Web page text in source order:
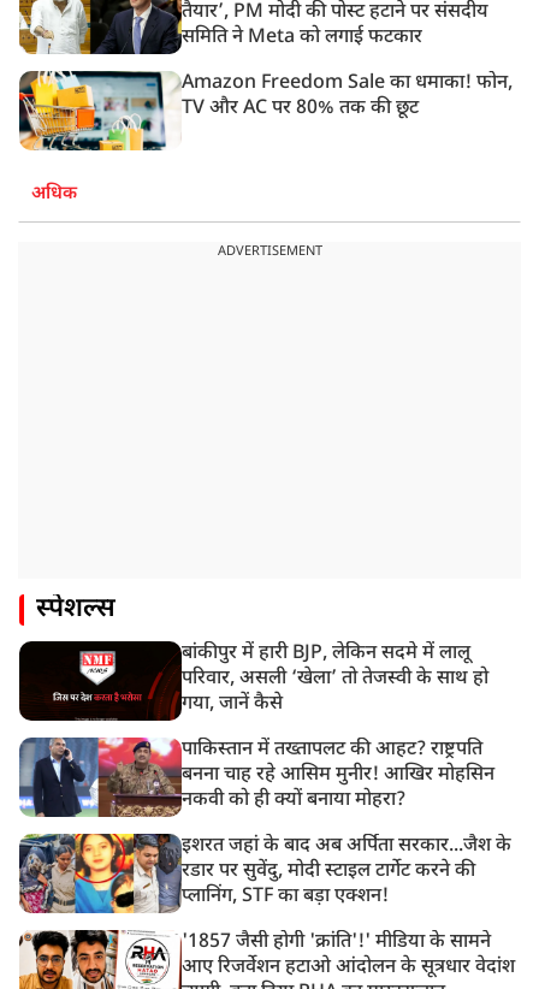
तैयार’, PM मोदी की पोस्ट हटाने पर संसदीय
समिति ने Meta को लगाई फटकार
Amazon Freedom Sale का धमाका! फोन,
TV और AC पर 80% तक की छूट
अधिक
ADVERTISEMENT
स्पेशल्स
बांकीपुर में हारी BJP, लेकिन सदमे में लालू
परिवार, असली ‘खेला’ तो तेजस्वी के साथ हो
गया, जानें कैसे
पाकिस्तान में तख्तापलट की आहट? राष्ट्रपति
बनना चाह रहे आसिम मुनीर! आखिर मोहसिन
नकवी को ही क्यों बनाया मोहरा?
इशरत जहां के बाद अब अर्पिता सरकार...जैश के
रडार पर सुवेंदु, मोदी स्टाइल टार्गेट करने की
प्लानिंग, STF का बड़ा एक्शन!
'1857 जैसी होगी 'क्रांति'!' मीडिया के सामने
आए रिजर्वेशन हटाओ आंदोलन के सूत्रधार वेदांश